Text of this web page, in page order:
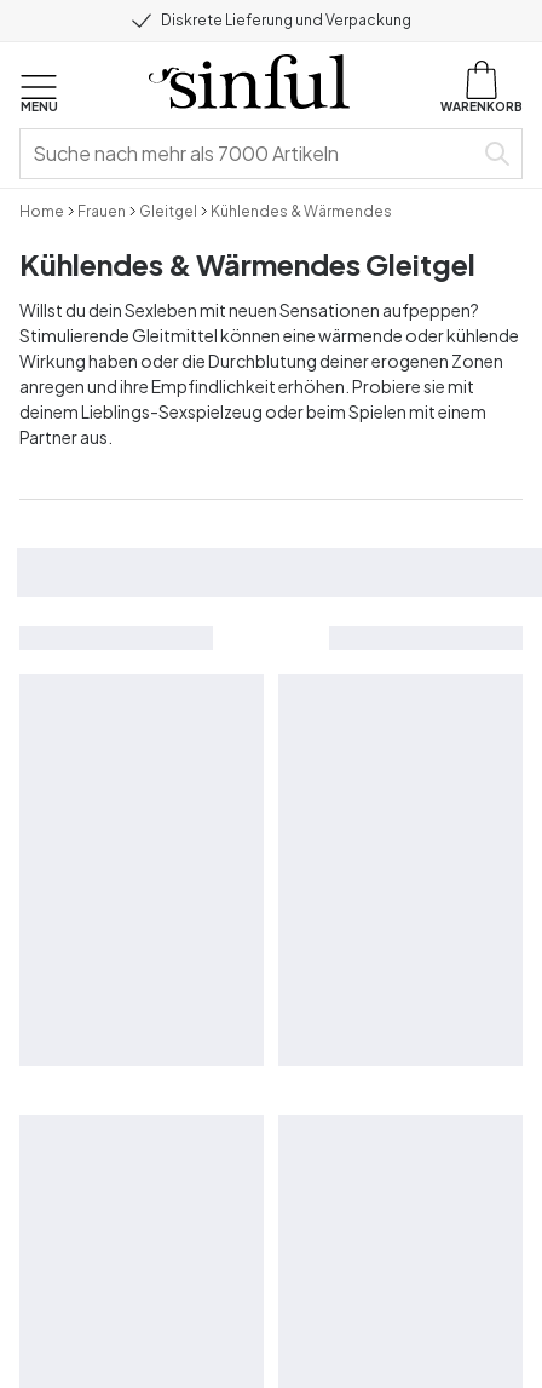
Diskrete Lieferung und Verpackung
MENU WARENKORB
Home Frauen Gleitgel Kühlendes & Wärmendes
Kühlendes & Wärmendes Gleitgel
Willst du dein Sexleben mit neuen Sensationen aufpeppen?
Stimulierende Gleitmittel können eine wärmende oder kühlende
Wirkung haben oder die Durchblutung deiner erogenen Zonen
anregen und ihre Empfindlichkeit erhöhen. Probiere sie mit
deinem Lieblings-Sexspielzeug oder beim Spielen mit einem
Partner aus.